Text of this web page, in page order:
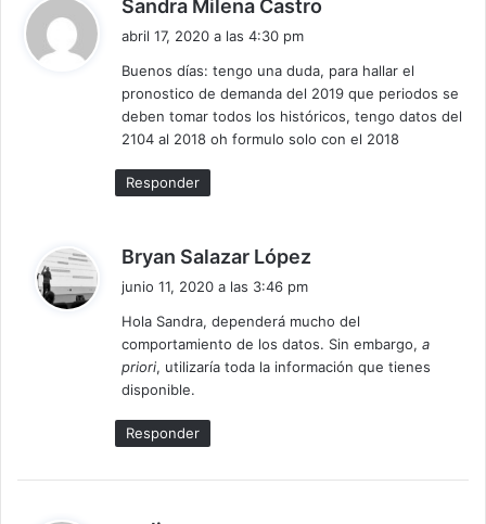
Sandra Milena Castro
e
:
abril 17, 2020 a las 4:30 pm
Buenos días: tengo una duda, para hallar el
pronostico de demanda del 2019 que periodos se
deben tomar todos los históricos, tengo datos del
2104 al 2018 oh formulo solo con el 2018
Responder
Bryan Salazar López
e
:
junio 11, 2020 a las 3:46 pm
Hola Sandra, dependerá mucho del
comportamiento de los datos. Sin embargo, a
priori, utilizaría toda la información que tienes
disponible.
Responder